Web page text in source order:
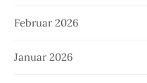
Februar 2026
Januar 2026